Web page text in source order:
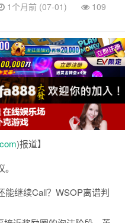
1个月前 (07-01)
109
)报道】